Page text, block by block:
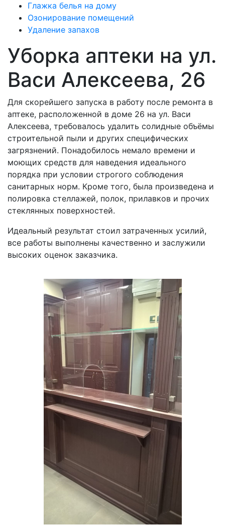
Глажка белья на дому
Озонирование помещений
Удаление запахов
Уборка аптеки на ул.
Васи Алексеева, 26
Для скорейшего запуска в работу после ремонта в
аптеке, расположенной в доме 26 на ул. Васи
Алексеева, требовалось удалить солидные объёмы
строительной пыли и других специфических
загрязнений. Понадобилось немало времени и
моющих средств для наведения идеального
порядка при условии строгого соблюдения
санитарных норм. Кроме того, была произведена и
полировка стеллажей, полок, прилавков и прочих
стеклянных поверхностей.
Идеальный результат стоил затраченных усилий,
все работы выполнены качественно и заслужили
высоких оценок заказчика.